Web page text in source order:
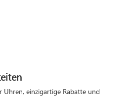
Uhren, einzigartige Rabatte und